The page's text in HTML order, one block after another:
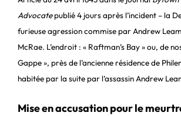
Advocatepublié 4 jours après l’incident – la
furieuse agression commise par Andrew
McRae. L’endroit : « Raftman’s Bay » ou, de
Gappe », près de l’ancienne résidence de
habitée par la suite par l’assassin Andrew
Mise en accusation pour le